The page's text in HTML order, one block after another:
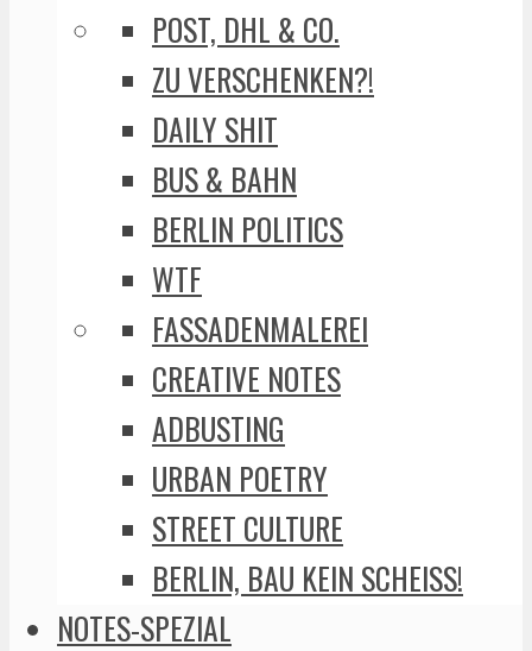
POST, DHL & CO.
ZU VERSCHENKEN?!
DAILY SHIT
BUS & BAHN
BERLIN POLITICS
WTF
FASSADENMALEREI
CREATIVE NOTES
ADBUSTING
URBAN POETRY
STREET CULTURE
BERLIN, BAU KEIN SCHEISS!
NOTES-SPEZIAL